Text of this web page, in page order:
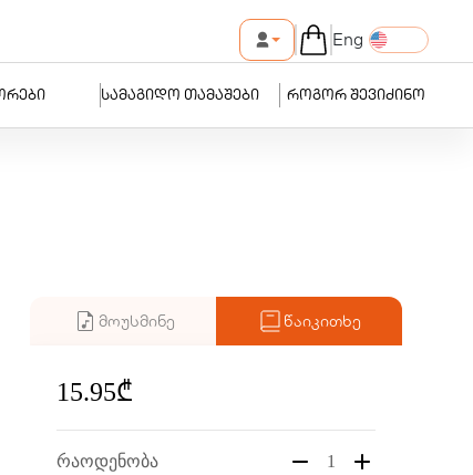
Eng
სამაგიდო თამაშები როგორ შევიძინო
მოუსმინე წაიკითხე
15.95₾
რაოდენობა 1